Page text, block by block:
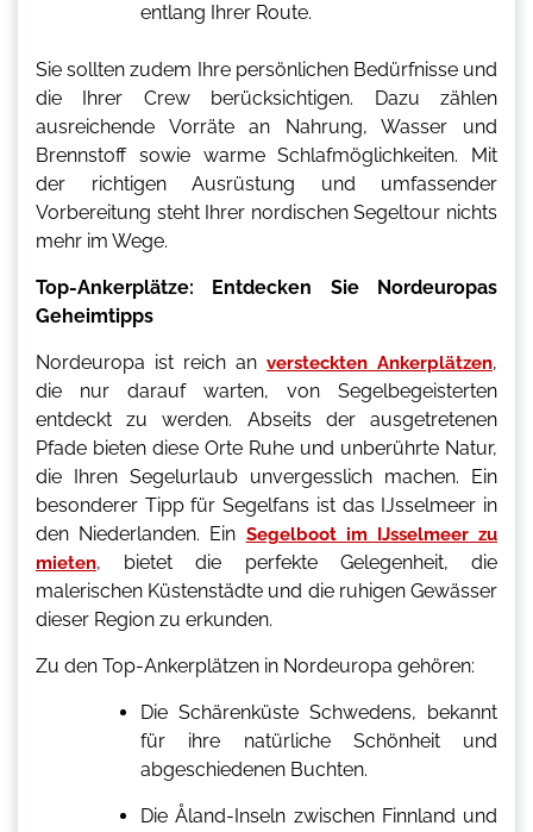
entlang Ihrer Route.
Sie sollten zudem Ihre persönlichen Bedürfnisse und
die Ihrer Crew berücksichtigen. Dazu zählen
ausreichende Vorräte an Nahrung, Wasser und
Brennstoff sowie warme Schlafmöglichkeiten. Mit
der richtigen Ausrüstung und umfassender
Vorbereitung steht Ihrer nordischen Segeltour nichts
mehr im Wege.
Top-Ankerplätze: Entdecken Sie Nordeuropas
Geheimtipps
Nordeuropa ist reich an versteckten Ankerplätzen,
die nur darauf warten, von Segelbegeisterten
entdeckt zu werden. Abseits der ausgetretenen
Pfade bieten diese Orte Ruhe und unberührte Natur,
die Ihren Segelurlaub unvergesslich machen. Ein
besonderer Tipp für Segelfans ist das IJsselmeer in
den Niederlanden. Ein Segelboot im IJsselmeer zu
mieten, bietet die perfekte Gelegenheit, die
malerischen Küstenstädte und die ruhigen Gewässer
dieser Region zu erkunden.
Zu den Top-Ankerplätzen in Nordeuropa gehören:
Die Schärenküste Schwedens, bekannt
für ihre natürliche Schönheit und
abgeschiedenen Buchten.
Die Åland-Inseln zwischen Finnland und